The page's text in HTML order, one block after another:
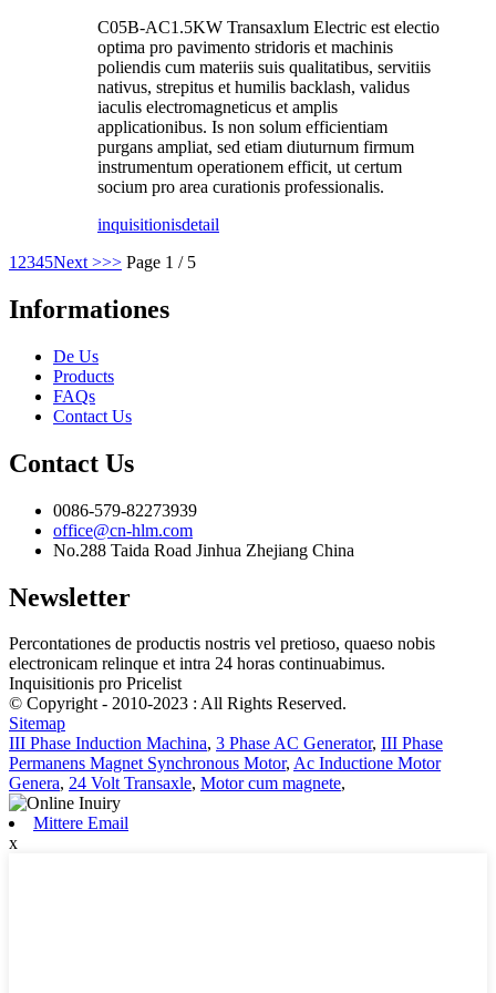
C05B-AC1.5KW Transaxlum Electric est electio
optima pro pavimento stridoris et machinis
poliendis cum materiis suis qualitatibus, servitiis
nativus, strepitus et humilis backlash, validus
iaculis electromagneticus et amplis
applicationibus. Is non solum efficientiam
purgans ampliat, sed etiam diuturnum firmum
instrumentum operationem efficit, ut certum
socium pro area curationis professionalis.
inquisitionisdetail
1 2345Next >>> Page 1 / 5
Informationes
De Us
Products
FAQs
Contact Us
Contact Us
0086-579-82273939
office@cn-hlm.com
No.288 Taida Road Jinhua Zhejiang China
Newsletter
Percontationes de productis nostris vel pretioso, quaeso nobis
electronicam relinque et intra 24 horas continuabimus.
Inquisitionis pro Pricelist
© Copyright - 2010-2023 : All Rights Reserved.
Sitemap
III Phase Induction Machina, 3 Phase AC Generator, III Phase
Permanens Magnet Synchronous Motor, Ac Inductione Motor
Genera, 24 Volt Transaxle, Motor cum magnete,
Mittere Email
x